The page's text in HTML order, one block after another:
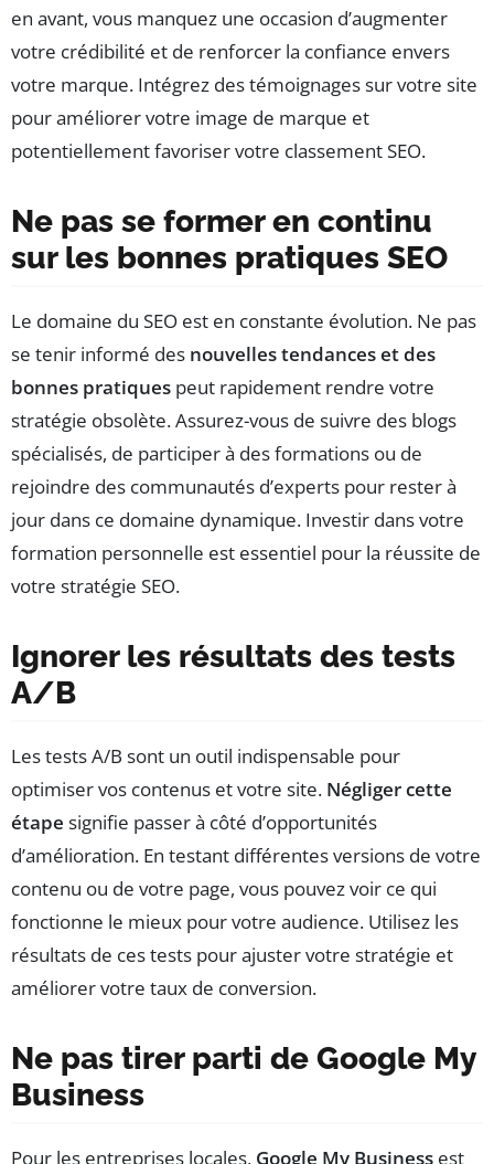
en avant, vous manquez une occasion d’augmenter
votre crédibilité et de renforcer la confiance envers
votre marque. Intégrez des témoignages sur votre site
pour améliorer votre image de marque et
potentiellement favoriser votre classement SEO.
Ne pas se former en continu
sur les bonnes pratiques SEO
Le domaine du SEO est en constante évolution. Ne pas
se tenir informé des nouvelles tendances et des
bonnes pratiques peut rapidement rendre votre
stratégie obsolète. Assurez-vous de suivre des blogs
spécialisés, de participer à des formations ou de
rejoindre des communautés d’experts pour rester à
jour dans ce domaine dynamique. Investir dans votre
formation personnelle est essentiel pour la réussite de
votre stratégie SEO.
Ignorer les résultats des tests
A/B
Les tests A/B sont un outil indispensable pour
optimiser vos contenus et votre site. Négliger cette
étape signifie passer à côté d’opportunités
d’amélioration. En testant différentes versions de votre
contenu ou de votre page, vous pouvez voir ce qui
fonctionne le mieux pour votre audience. Utilisez les
résultats de ces tests pour ajuster votre stratégie et
améliorer votre taux de conversion.
Ne pas tirer parti de Google My
Business
Pour les entreprises locales, Google My Business est